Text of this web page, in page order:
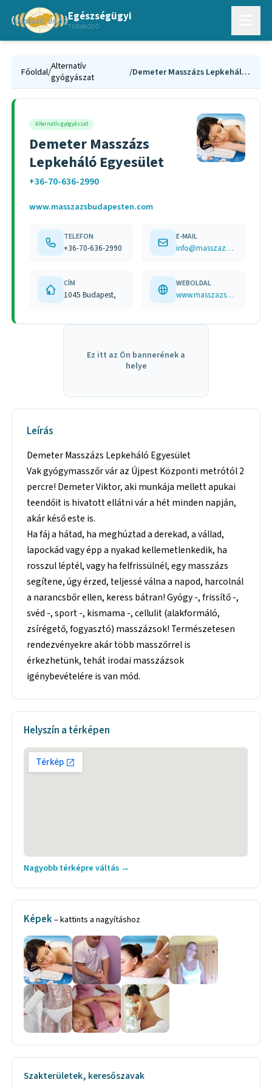
Egészségügyi
TUDAKOZÓ
Főoldal/Alternatív
gyógyászat
/ Demeter Masszázs Lepkeháló Egyesület
Alternatív gyógyászat
Demeter Masszázs
Lepkeháló Egyesület
+36-70-636-2990
www.masszazsbudapesten.com
TELEFON
+36-70-636-2990
E-MAIL
info@masszazsbudapesten.com
CÍM
1045 Budapest,
WEBOLDAL
www.masszazsbudapesten.com
Ez itt az Ön bannerének a
helye
Leírás
Demeter Masszázs Lepkeháló Egyesület
Vak gyógymasszőr vár az Újpest Központi metrótól 2
percre! Demeter Viktor, aki munkája mellett apukai
teendőit is hivatott ellátni vár a hét minden napján,
akár késő este is.
Ha fáj a hátad, ha meghúztad a derekad, a vállad,
lapockád vagy épp a nyakad kellemetlenkedik, ha
rosszul léptél, vagy ha felfrissülnél, egy masszázs
segítene, úgy érzed, teljessé válna a napod, harcolnál
a narancsbőr ellen, keress bátran! Gyógy -, frissítő -,
svéd -, sport -, kismama -, cellulit (alakformáló,
zsírégető, fogyasztó) masszázsok! Természetesen
rendezvényekre akár több masszőrrel is
érkezhetünk, tehát irodai masszázsok
igénybevételére is van mód.
Helyszín a térképen
Nagyobb térképre váltás →
Képek– kattints a nagyításhoz
Szakterületek, keresőszavak